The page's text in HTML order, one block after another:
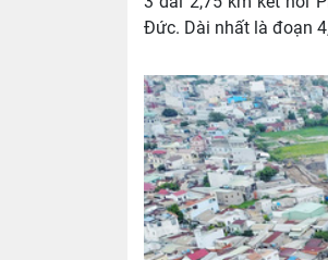
Đức. Dài nhất là đoạn